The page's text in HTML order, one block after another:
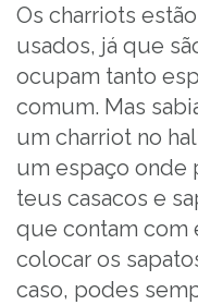
Os charriots
usados, já que
ocupam tanto
comum. Mas
um charriot no
um espaço onde
teus casacos e
que contam com
colocar os
caso, podes